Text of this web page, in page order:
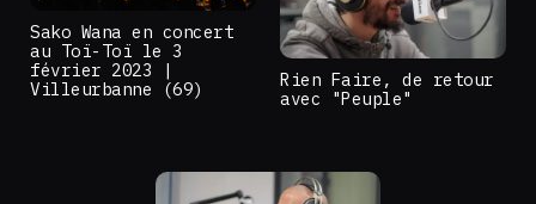
Sako Wana en concert
au Toï-Toï le 3
février 2023 |
Villeurbanne (69)
Rien Faire, de retour
avec "Peuple"